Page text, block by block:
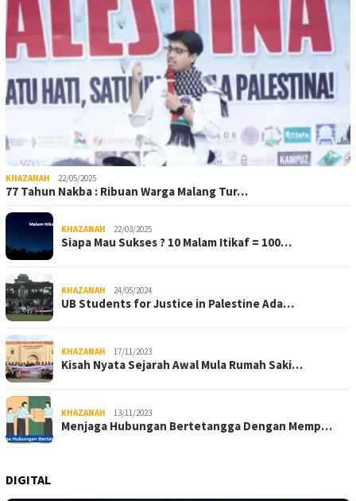
KHAZANAH 22/05/2025
77 Tahun Nakba : Ribuan Warga Malang Tur…
KHAZANAH 22/03/2025
Siapa Mau Sukses ? 10 Malam Itikaf = 100…
KHAZANAH 24/05/2024
UB Students for Justice in Palestine Ada…
KHAZANAH 17/11/2023
Kisah Nyata Sejarah Awal Mula Rumah Saki…
KHAZANAH 13/11/2023
Menjaga Hubungan Bertetangga Dengan Memp…
DIGITAL